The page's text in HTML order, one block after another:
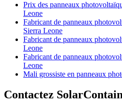
Prix des panneaux
Leone
Fabricant de panneaux
Sierra Leone
Fabricant de panneaux
Leone
Fabricant de panneaux
Leone
Mali grossiste en panneaux
Contactez